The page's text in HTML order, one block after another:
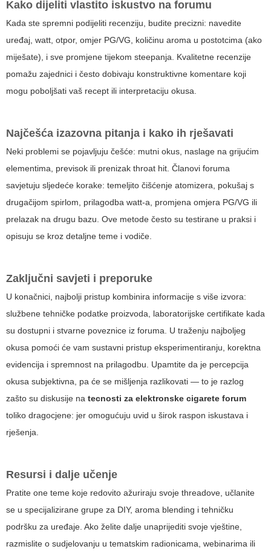
Kako dijeliti vlastito iskustvo na forumu
Kada ste spremni podijeliti recenziju, budite precizni: navedite
uređaj, watt, otpor, omjer PG/VG, količinu aroma u postotcima (ako
miješate), i sve promjene tijekom steepanja. Kvalitetne recenzije
pomažu zajednici i često dobivaju konstruktivne komentare koji
mogu poboljšati vaš recept ili interpretaciju okusa.
Najčešća izazovna pitanja i kako ih rješavati
Neki problemi se pojavljuju češće: mutni okus, naslage na grijućim
elementima, previsok ili prenizak throat hit. Članovi foruma
savjetuju sljedeće korake: temeljito čišćenje atomizera, pokušaj s
drugačijom spirlom, prilagodba watt-a, promjena omjera PG/VG ili
prelazak na drugu bazu. Ove metode često su testirane u praksi i
opisuju se kroz detaljne teme i vodiče.
Zaključni savjeti i preporuke
U konačnici, najbolji pristup kombinira informacije s više izvora:
službene tehničke podatke proizvoda, laboratorijske certifikate kada
su dostupni i stvarne poveznice iz foruma. U traženju najboljeg
okusa pomoći će vam sustavni pristup eksperimentiranju, korektna
evidencija i spremnost na prilagodbu. Upamtite da je percepcija
okusa subjektivna, pa će se mišljenja razlikovati — to je razlog
zašto su diskusije na tecnosti za elektronske cigarete forum
toliko dragocjene: jer omogućuju uvid u širok raspon iskustava i
rješenja.
Resursi i dalje učenje
Pratite one teme koje redovito ažuriraju svoje threadove, učlanite
se u specijalizirane grupe za DIY, aroma blending i tehničku
podršku za uređaje. Ako želite dalje unaprijediti svoje vještine,
razmislite o sudjelovanju u tematskim radionicama, webinarima ili